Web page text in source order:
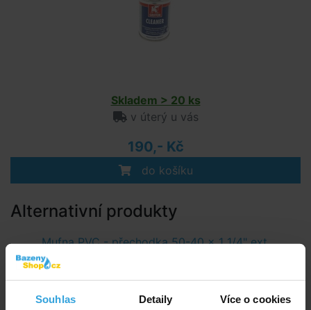
Souhlas Detaily Více o cookies
Skladem > 20 ks
v úterý u vás
190,- Kč
do košíku
Alternativní produkty
Mufna PVC - přechodka 50-40 x 1 1/4" ext.